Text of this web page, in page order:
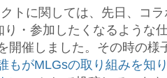
トに関しては、先日、コ
り・参加したくなるような
開催しました。その時の様
もがMLGsの取り組みを知